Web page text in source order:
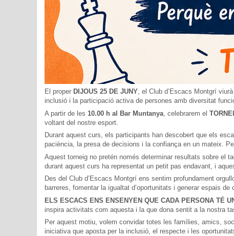
El proper DIJOUS 25 DE JUNY, el Club d’Escacs Montgrí
inclusió i la participació activa de persones amb diversitat
A partir de les 10.00 h al Bar Muntanya , celebrarem el
voltant del nostre esport.
Durant aquest curs, els participants han descobert que els
paciència, la presa de decisions i la confiança en un mateix.
Aquest torneig no pretén només determinar resultats sobre el
durant aquest curs ha representat un petit pas endavant, i
Des del Club d’Escacs Montgrí ens sentim profundament
barreres, fomentar la igualtat d’oportunitats i generar espais
ELS ESCACS ENS ENSENYEN QUE CADA PERSONA TÉ
inspira activitats com aquesta i la que dona sentit a la nostra
Per aquest motiu, volem convidar totes les famílies, amics,
iniciativa que aposta per la inclusió, el respecte i les